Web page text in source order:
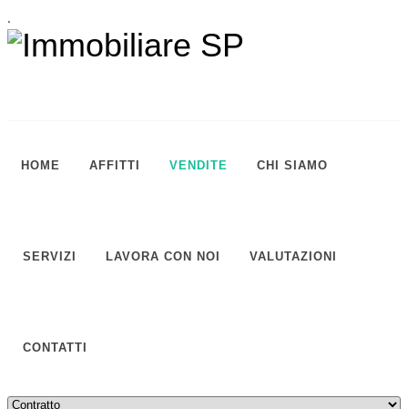
.
HOME AFFITTI VENDITE CHI SIAMO
SERVIZI LAVORA CON NOI VALUTAZIONI
CONTATTI